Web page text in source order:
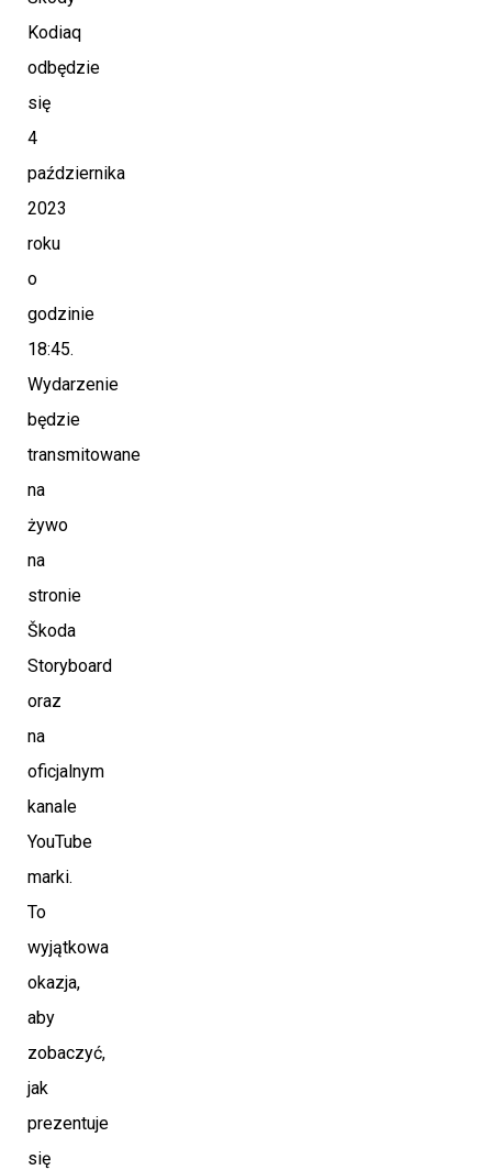
Kodiaq
odbędzie
się
4
października
2023
roku
o
godzinie
18:45.
Wydarzenie
będzie
transmitowane
na
żywo
na
stronie
Škoda
Storyboard
oraz
na
oficjalnym
kanale
YouTube
marki.
To
wyjątkowa
okazja,
aby
zobaczyć,
jak
prezentuje
się